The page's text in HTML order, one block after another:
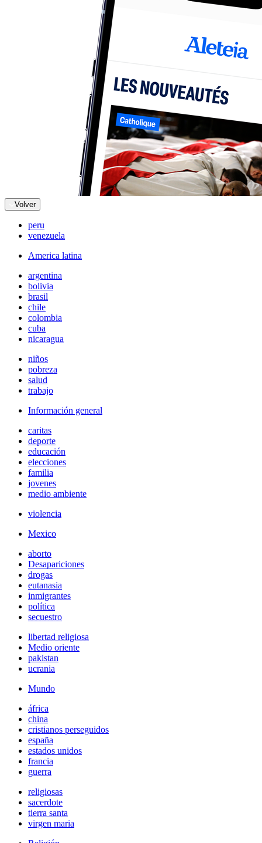
Volver
peru
venezuela
America latina
argentina
bolivia
brasil
chile
colombia
cuba
nicaragua
niños
pobreza
salud
trabajo
Información general
caritas
deporte
educación
elecciones
familia
jovenes
medio ambiente
violencia
Mexico
aborto
Desapariciones
drogas
eutanasia
inmigrantes
política
secuestro
libertad religiosa
Medio oriente
pakistan
ucrania
Mundo
áfrica
china
cristianos perseguidos
españa
estados unidos
francia
guerra
religiosas
sacerdote
tierra santa
virgen maria